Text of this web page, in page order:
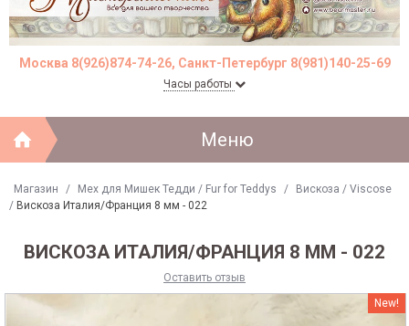
Москва 8(926)874-74-26, Санкт-Петербург 8(981)140-25-69
Часы работы
Меню
Магазин / Мех для Мишек Тедди / Fur for Teddys /
Вискоза / Viscose
/ Вискоза Италия/Франция 8 мм - 022
ВИСКОЗА ИТАЛИЯ/ФРАНЦИЯ 8 ММ - 022
Оставить отзыв
New!